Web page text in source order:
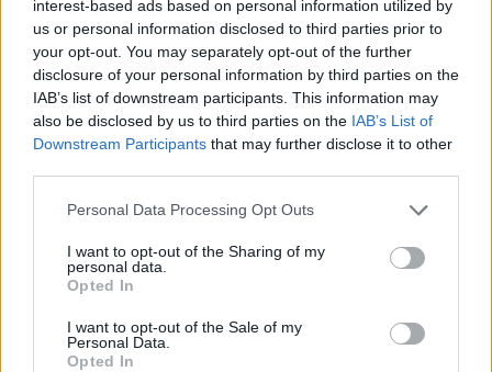
interest-based ads based on personal information utilized by
us or personal information disclosed to third parties prior to
your opt-out. You may separately opt-out of the further
disclosure of your personal information by third parties on the
IAB’s list of downstream participants. This information may
also be disclosed by us to third parties on the IAB’s List of
Downstream Participants that may further disclose it to other
Please note that this website/app uses one or more Google
not limited to your visit or usage behaviour. You may click to
grant or deny consent to Google and its third-party tags to
use your data for below specified purposes in below Google
consent section.
Personal Data Processing Opt Outs
I want to opt-out of the Sharing of my
personal data.
Opted In
I want to opt-out of the Sale of my
Personal Data.
Opted In
complicada por culpa de algunos problemas físicos y logró
un gol y dos asistencias. Esto le permitió lograr 94 puntos
con una media de 5,22. Pero su caso es similar al de
Darder, cambió de año y mejoraron sus prestaciones.
En la segunda vuelta del campeonato ha participado en 6
goles del Betis (3 goles y 3 asistencias) y ha obtenido 63
puntos en ocho partidos (se ha perdido dos por lesión), lo
total, camino de superar los 200 puntos por cuarta
temporada consecutiva.
Actualidad Comunio: ¡La última hora de la jornada